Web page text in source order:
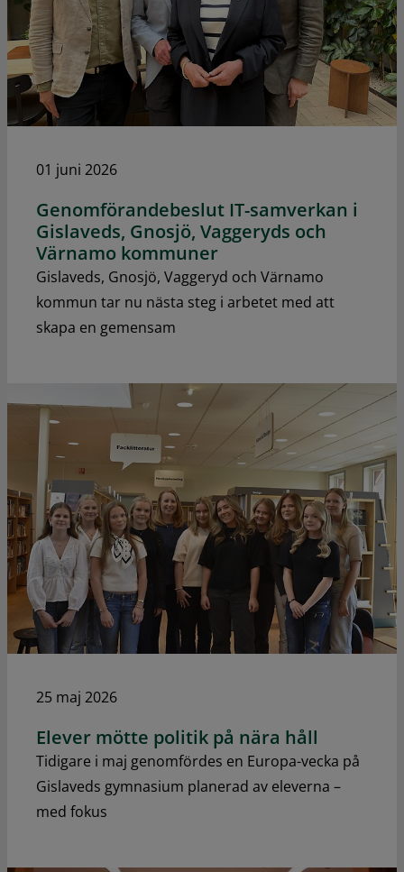
01 juni 2026
Genomförandebeslut IT-samverkan i
Gislaveds, Gnosjö, Vaggeryds och
Värnamo kommuner
Gislaveds, Gnosjö, Vaggeryd och Värnamo
kommun tar nu nästa steg i arbetet med att
skapa en gemensam
25 maj 2026
Elever mötte politik på nära håll
Tidigare i maj genomfördes en Europa-vecka på
Gislaveds gymnasium planerad av eleverna –
med fokus